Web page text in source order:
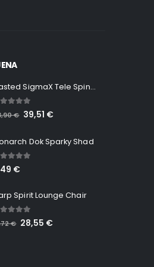
Casted SigmaX Tele Spin, 300cm, 40-80gr
out of 5
€ 39,51 €
Dok Sparky Shad
€
Spirit Lounge Chair
out of 5
€ 28,55 €